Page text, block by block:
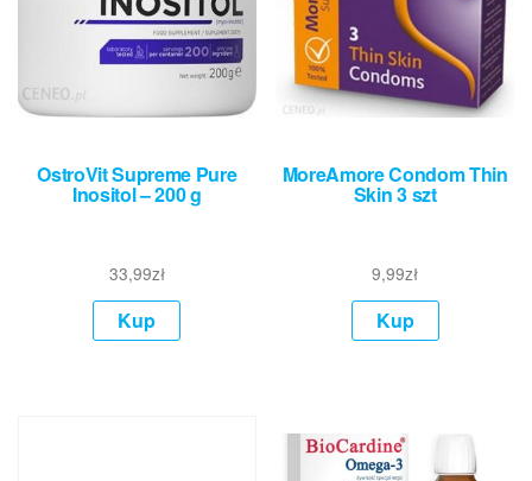
OstroVit Supreme Pure
Inositol – 200 g
33,99zł
Kup
MoreAmore Condom Thin
Skin 3 szt
9,99zł
Kup